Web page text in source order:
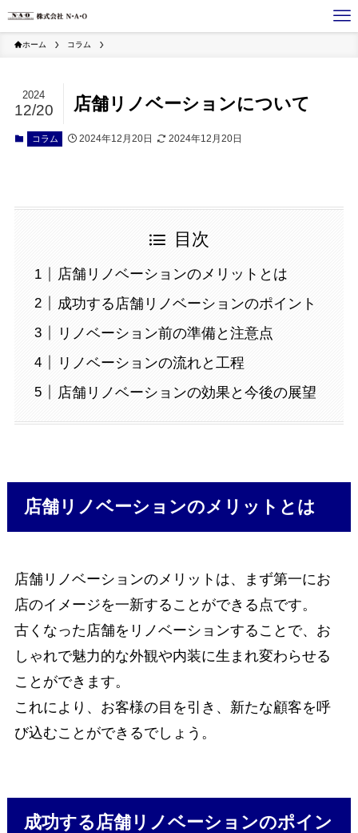
ホーム コラム
店舗リノベーションについて
2024
12/20
コラム 2024年12月20日 2024年12月20日
目次
店舗リノベーションのメリットとは
成功する店舗リノベーションのポイント
リノベーション前の準備と注意点
リノベーションの流れと工程
店舗リノベーションの効果と今後の展望
店舗リノベーションのメリットとは
店舗リノベーションのメリットは、まず第一にお
店のイメージを一新することができる点です。
古くなった店舗をリノベーションすることで、お
しゃれで魅力的な外観や内装に生まれ変わらせる
ことができます。
これにより、お客様の目を引き、新たな顧客を呼
び込むことができるでしょう。
成功する店舗リノベーションのポイン